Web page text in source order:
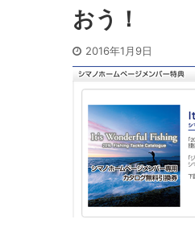
おう！
2016年1月9日